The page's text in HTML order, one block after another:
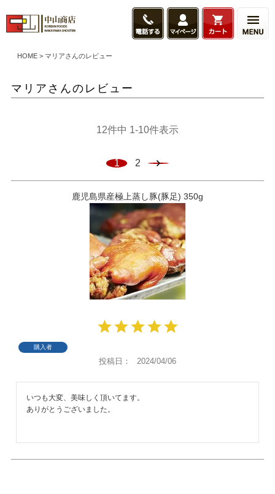
HOME マリアさんのレビュー
マリアさんのレビュー
12件中 1-10件表示
1 2
鹿児島県産極上蒸し豚(豚足) 350g
購入者
投稿日 2024/04/06
いつも大変、美味しく頂いてます。
ありがとうございました。